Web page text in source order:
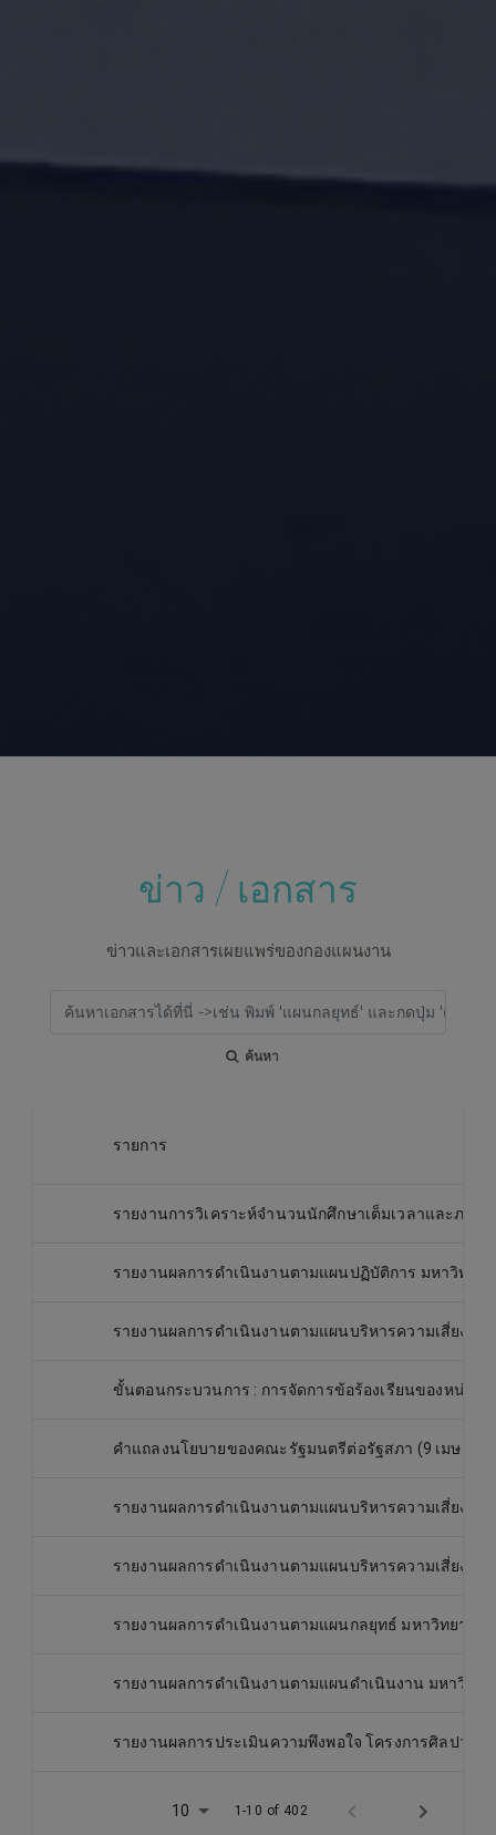
ข่าว / เอกสาร
ข่าวและเอกสารเผยแพร่ของกองแผนงาน
ค้นหา
รายการ
รายงานการวิเคราะห์จำนวนนักศึกษาเต็มเวลาและภา
ขั้นตอนกระบวนการ : การจัดการข้อร้องเรียนของหน่วย
คำแถลงนโยบายของคณะรัฐมนตรีต่อรัฐสภา (9 เมษายน
รายงานผลการประเมินความพึงพอใจ โครงการศิลปวัฒ
10 1-10 of 402